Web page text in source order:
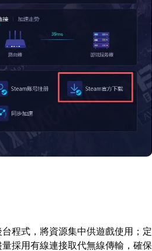
程式，將資源集中供遊戲使用；定
採用有線連接取代無線傳輸，確保